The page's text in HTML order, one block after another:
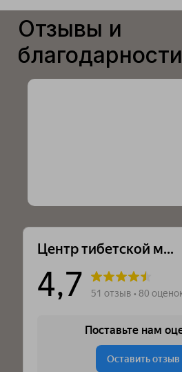
Отзывы и
благодарности